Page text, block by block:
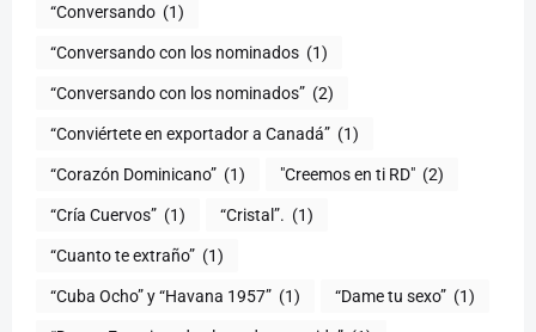
“Conversando (1)
“Conversando con los nominados (1)
“Conversando con los nominados” (2)
“Conviértete en exportador a Canadá” (1)
“Corazón Dominicano” (1) "Creemos en ti RD" (2)
“Cría Cuervos” (1) “Cristal”. (1)
“Cuanto te extraño” (1)
“Cuba Ocho” y “Havana 1957” (1) “Dame tu sexo” (1)